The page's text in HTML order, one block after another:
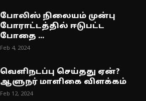
போலிஸ் நிலையம் முன்பு
போராட்டத்தில் ஈடுபட்ட
போதை ...
Feb 4, 2024
வெளிநடப்பு செய்தது ஏன்?
ஆளுநர் மாளிகை விளக்கம்
Feb 12, 2024